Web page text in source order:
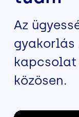
Az
gyakorlás
közösen.